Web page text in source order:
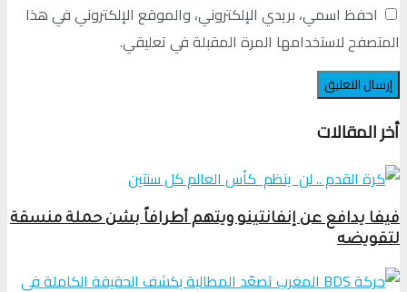
احفظ اسمي، بريدي الإلكتروني، والموقع الإلكتروني في هذا
المتصفح لاستخدامها المرة المقبلة في تعليقي.
أخر المقالات
فيفا يدافع عن إنفانتينو ويتهم أطرافاً بشن حملة منسقة
لتقويضه